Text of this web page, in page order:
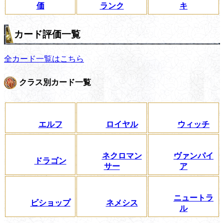
価
ランク
キ
カード評価一覧
全カード一覧はこちら
クラス別カード一覧
エルフ ロイヤル ウィッチ
ドラゴン
ネクロマン
サー
ヴァンパイ
ア
ビショップ ネメシス
ニュートラ
ル